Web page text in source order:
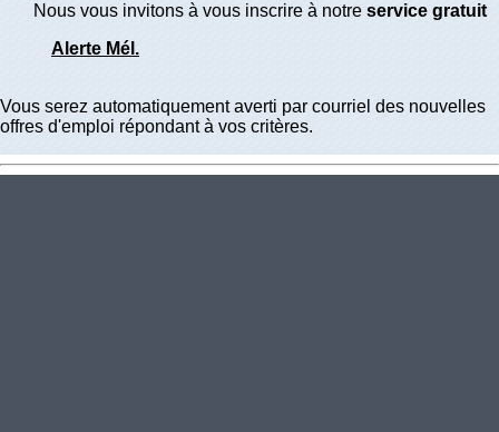
Nous vous invitons à vous inscrire à notre service gratuit
Alerte Mél.
Vous serez automatiquement averti par courriel des nouvelles
offres d'emploi répondant à vos critères.